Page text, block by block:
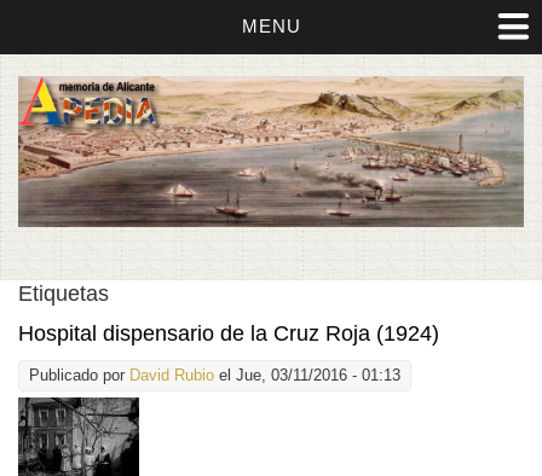
MENU
Etiquetas
Hospital dispensario de la Cruz Roja (1924)
Publicado por David Rubio el Jue, 03/11/2016 - 01:13